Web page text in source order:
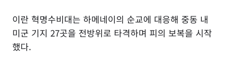
이란 혁명수비대는 하메네이의 순교에 대응해 중동 내
미군 기지 27곳을 전방위로 타격하며 피의 보복을 시작
했다.